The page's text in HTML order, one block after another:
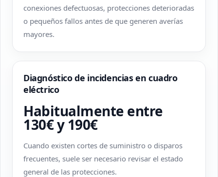
conexiones defectuosas, protecciones deterioradas
o pequeños fallos antes de que generen averías
mayores.
Diagnóstico de incidencias en cuadro
eléctrico
Habitualmente entre
130€ y 190€
Cuando existen cortes de suministro o disparos
frecuentes, suele ser necesario revisar el estado
general de las protecciones.